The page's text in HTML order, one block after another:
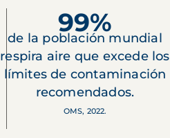
99%
de la población mundial
respira aire que excede los
límites de contaminación
recomendados.
OMS, 2022.